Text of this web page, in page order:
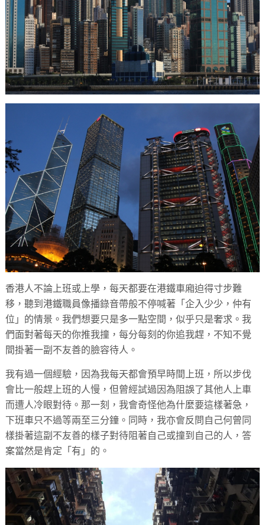
香港人不論上班或上學，每天都要在港鐵車廂迫得寸步難
移，聽到港鐵職員像播錄音帶般不停喊著「企入少少，仲有
位」的情景。我們想要只是多一點空間，似乎只是奢求。我
們面對著每天的你推我撞，每分每刻的你追我趕，不知不覺
間掛著一副不友善的臉容待人。
我有過一個經驗，因為我每天都會預早時間上班，所以步伐
會比一般趕上班的人慢，但曾經試過因為阻誤了其他人上車
而遭人冷眼對待。那一刻，我會奇怪他為什麼要這樣著急，
下班車只不過等兩至三分鐘。同時，我亦會反問自己何曾同
樣掛著這副不友善的樣子對待阻著自己或撞到自己的人，答
案當然是肯定「有」的。